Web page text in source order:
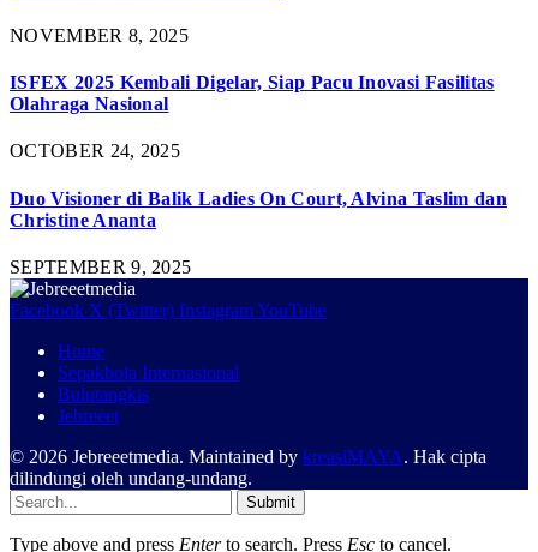
NOVEMBER 8, 2025
ISFEX 2025 Kembali Digelar, Siap Pacu Inovasi Fasilitas
Olahraga Nasional
OCTOBER 24, 2025
Duo Visioner di Balik Ladies On Court, Alvina Taslim dan
Christine Ananta
SEPTEMBER 9, 2025
Facebook X (Twitter) InstagramYouTube
Home
Sepakbola Internasional
Bulutangkis
Jebreeet
© 2026 Jebreeetmedia. Maintained by kreasiMAYA. Hak cipta
dilindungi oleh undang-undang.
Submit
Type above and press Enterto search. Press Esc to cancel.